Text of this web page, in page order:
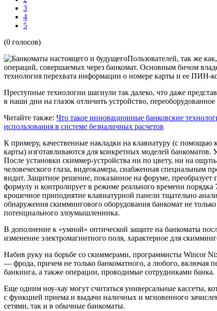
3
4
5
(0 голосов)
Пользователей, так же
операций, совершаемых через банкомат. Основным бичом
технология перехвата информации о номере карты и ее ПИН-
Преступные технологии шагнули так далеко, что даже
в наши дни на глазок отличить устройство,
Читайте также: Что такое инновационные банковские
использования в системе безналичных расчетов
К примеру, качественные накладки на клавиатуру (с
карты) изготавливаются для конкретных моделей банкоматов.
После установки скиммер-устройства ни по цвету, ни на
человеческого глаза, видеокамера, снабженная
видит. Защитное решение, показанное на форуме,
формулу и контролирует в режиме реального времени
крошечное приподнятие клавиатурной панели тщательно
обнаружения скиммингового оборудования банкомат не
потенциального злоумышленника.
В дополнение к «умной» оптической защите на банкоматы
изменение электромагнитного поля, характерное для
Набив руку на борьбе со скиммерами, программисты Wincor
— фрода, причем не только банкоматного, а любого, включая
банкинга, а также операции, проводимые сотрудниками банка.
Еще одним ноу-хау могут считаться универсальные кассеты,
с функцией приема и выдачи наличных и мгновенного
сетями, так и в обычные банкоматы.